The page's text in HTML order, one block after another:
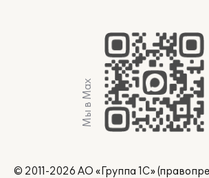
Мы в Max
© 2011-2026 АО «Группа 1С»